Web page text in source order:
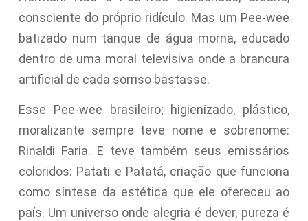
consciente do próprio ridículo. Mas um Pee-wee
batizado num tanque de água morna, educado
dentro de uma moral televisiva onde a brancura
artificial de cada sorriso bastasse.
Esse Pee-wee brasileiro; higienizado, plástico,
moralizante sempre teve nome e sobrenome:
Rinaldi Faria. E teve também seus emissários
coloridos: Patati e Patatá, criação que funciona
como síntese da estética que ele ofereceu ao
país. Um universo onde alegria é dever, pureza é